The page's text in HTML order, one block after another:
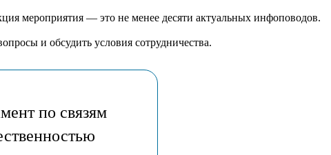
мероприятия — это не менее десяти актуальных инфоповодов.
и обсудить условия сотрудничества.
по связям